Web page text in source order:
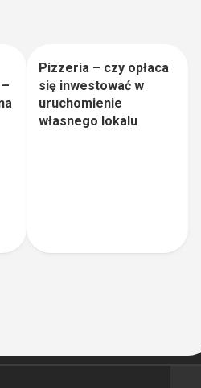
0
Pizzeria – czy opłaca
się inwestować w
uruchomienie
własnego lokalu